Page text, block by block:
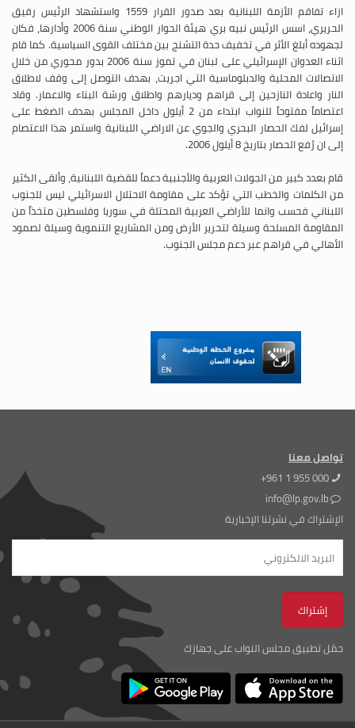
ازاء تفاقم الأزمة اللبنانية بعد صدور القرار 1559 واستشهاد الرئيس رفيق
الحريري، اسس الرئيس نبيه بري هيئة الحوار الوطني سنة 2006 وأدارها، فكان
لجهوده أبلغ الأثر في تخفيف حدة التشنج بين مختلف القوى السياسية. كما قام
اثناء العدوان الإسرائيلي على لبنان في تموز سنة 2006 بدور محوري من خلال
الاتصالات المحلية والدبلوماسية التي اجريت، بهدف التوصل إلى وقف لاطلاق
النار واعادة النازحين إلى قراهم وديارهم واطلاق ورشة البناء والاعمار. وقاد
اعتصاماً مفتوحاً للنواب ابتداء من 2 أيلول داخل المجلس بهدف الضغط على
إسرائيل لفك الحصار البحري والجوي عن الاراضي اللبنانية واستمر هذا الاعتصام
إلى ان رُفع الحصار بتاريخ 8 أيلول 2006.
قام بعدد كبير من الجولات العربية والأجنبية دعماً للقضية اللبنانية، وألقى الكثير
من الكلمات والخطب التي تؤكد على مقاومة الاحتلال الاسرائيلي ليس للجنوب
اللبناني فحسب وانما للأراضي العربية المحتلة في سوريا وفلسطين متخذاً من
المقاومة المسلحة وسيلة لتحرير الأرض ومن المشاريع التنموية وسيلة لصمود
الأهالي في قراهم عبر دعم مجلس الجنوب.
تواصل معنا
+961 1 955 000
info@lp.gov.lb
الإشتراك في نشرتنا الإخبارية
حمّل تطبيق مجلس النواب على جهازك